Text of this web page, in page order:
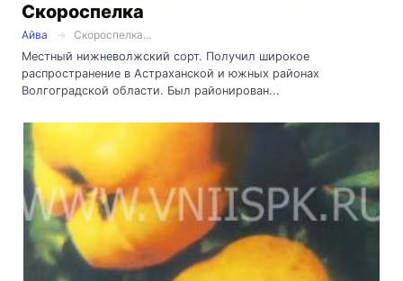
Скороспелка
Айва
Скороспелка...
Местный нижневолжский сорт. Получил широкое
распространение в Астраханской и южных районах
Волгоградской области. Был районирован...